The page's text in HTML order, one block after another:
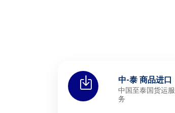
中-泰 商品进口
中国至泰国货运服
务